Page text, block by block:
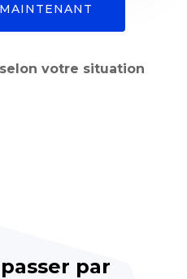
votre situation
par